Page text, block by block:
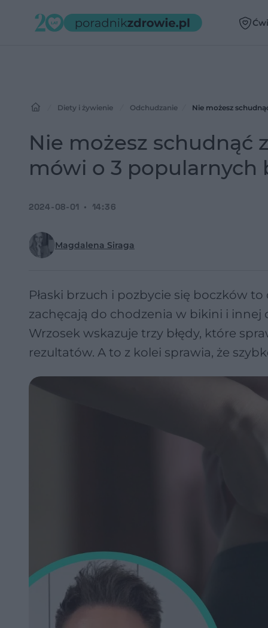
Diety i żywienie Odchudzanie Nie możesz
Nie możesz schudnąć
mówi o 3 popularnych
Magdalena Siraga
2024-08-01 14:36
Płaski brzuch i pozbycie się boczków to
zachęcają do chodzenia w bikini i innej
Wrzosek wskazuje trzy błędy, które
rezultatów. A to z kolei sprawia, że